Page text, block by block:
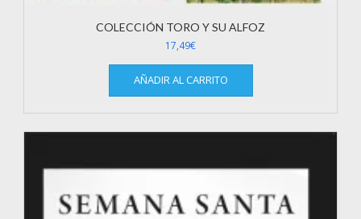
COLECCIÓN TORO Y SU ALFOZ
17,49€
AÑADIR AL CARRITO